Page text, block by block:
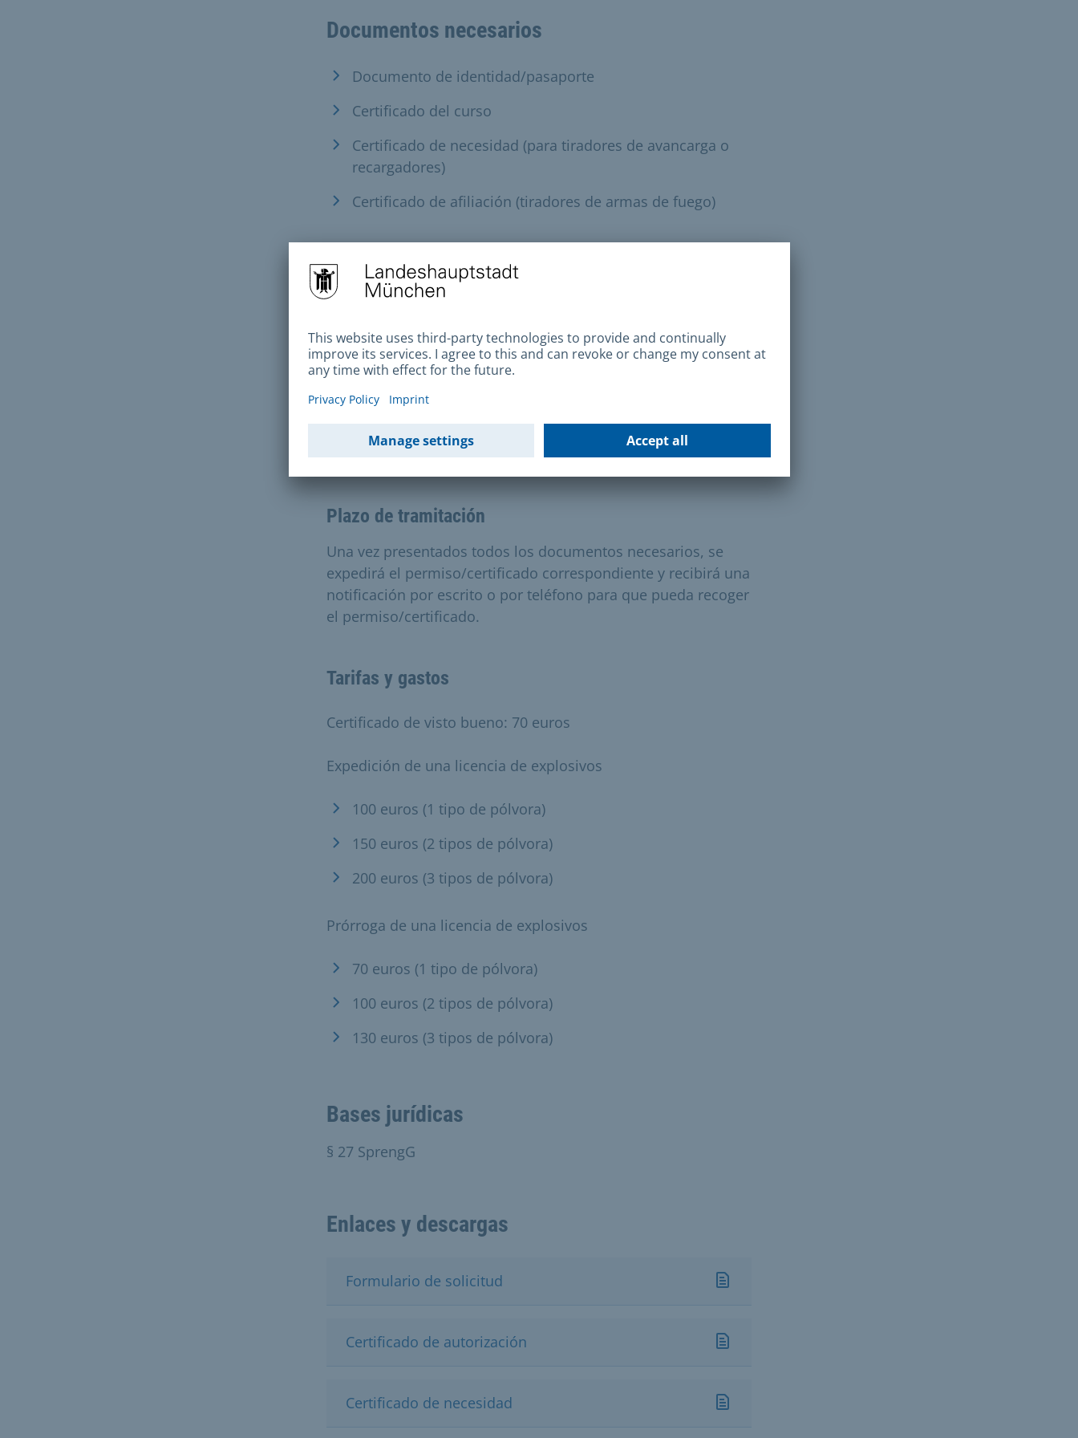
Documentos necesarios
Documento de identidad/pasaporte
Certificado del curso
Certificado de necesidad (para tiradores de avancarga o
recargadores)
Certificado de afiliación (tiradores de armas de fuego)
Todos los documentos pertinentes que deban presentarse con
la solicitud deberán presentarse en original y fotocopia. Si las
autoridades tienen que hacer las copias, se cobrará una tasa
La prórroga de la licencia de explosivos sólo es posible antes
de la fecha de caducidad.
Duración y costes
Plazo de tramitación
Una vez presentados todos los documentos necesarios, se
expedirá el permiso/certificado correspondiente y recibirá una
notificación por escrito o por teléfono para que pueda recoger
el permiso/certificado.
Tarifas y gastos
Certificado de visto bueno: 70 euros
Expedición de una licencia de explosivos
100 euros (1 tipo de pólvora)
150 euros (2 tipos de pólvora)
200 euros (3 tipos de pólvora)
Prórroga de una licencia de explosivos
70 euros (1 tipo de pólvora)
100 euros (2 tipos de pólvora)
130 euros (3 tipos de pólvora)
Bases jurídicas
§ 27 SprengG
Enlaces y descargas
Formulario de solicitud
Certificado de autorización
Certificado de necesidad